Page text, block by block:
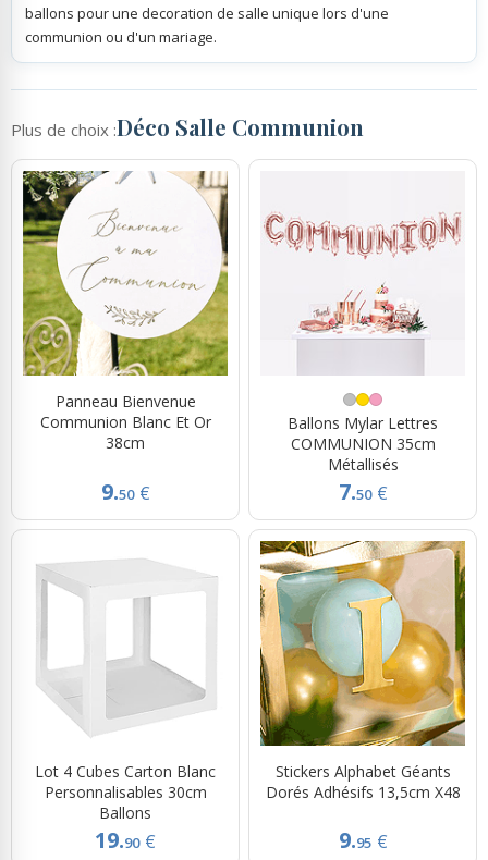
ballons pour une decoration de salle unique lors d'une
communion ou d'un mariage.
Plus de choix :Déco Salle Communion
Panneau Bienvenue
Communion Blanc Et Or
38cm
9.50 €
Ballons Mylar Lettres
COMMUNION 35cm
Métallisés
7.50 €
Lot 4 Cubes Carton Blanc
Personnalisables 30cm
Ballons
19.90 €
Stickers Alphabet Géants
Dorés Adhésifs 13,5cm X48
9.95 €